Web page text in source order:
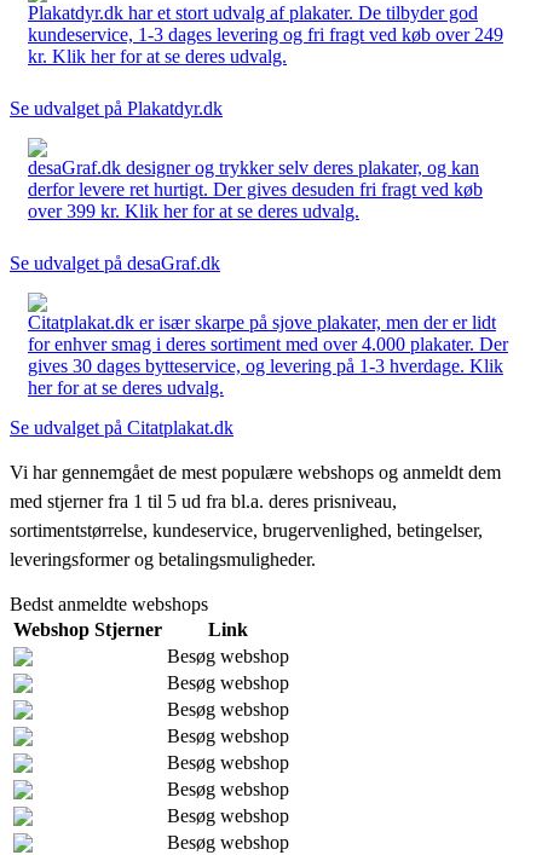
Plakatdyr.dk har et stort udvalg af plakater. De tilbyder god
kundeservice, 1-3 dages levering og fri fragt ved køb over 249
kr. Klik her for at se deres udvalg.
Se udvalget på Plakatdyr.dk
desaGraf.dk designer og trykker selv deres plakater, og kan
derfor levere ret hurtigt. Der gives desuden fri fragt ved køb
over 399 kr. Klik her for at se deres udvalg.
Se udvalget på desaGraf.dk
Citatplakat.dk er især skarpe på sjove plakater, men der er lidt
for enhver smag i deres sortiment med over 4.000 plakater. Der
gives 30 dages bytteservice, og levering på 1-3 hverdage. Klik
her for at se deres udvalg.
Se udvalget på Citatplakat.dk
Vi har gennemgået de mest populære webshops og anmeldt dem
med stjerner fra 1 til 5 ud fra bl.a. deres prisniveau,
sortimentstørrelse, kundeservice, brugervenlighed, betingelser,
leveringsformer og betalingsmuligheder.
Bedst anmeldte webshops
Webshop Stjerner
Link
Besøg webshop
Besøg webshop
Besøg webshop
Besøg webshop
Besøg webshop
Besøg webshop
Besøg webshop
Besøg webshop